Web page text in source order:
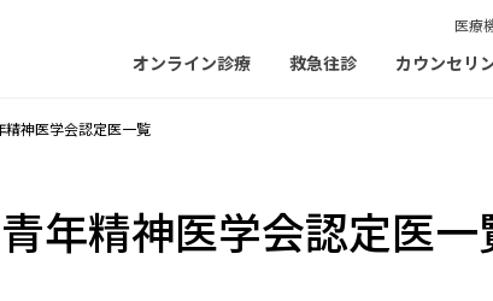
医療
オンライン診療 救急往診 カウンセリ
精神医学会認定医一覧
年精神医学会認定医一